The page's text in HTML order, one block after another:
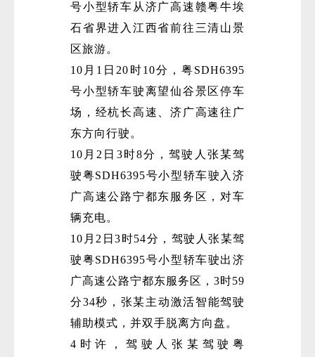
号小型轿车从济广高速赣粤牛埃
石省界进入江西省前往三清山景
区旅游。
10月1日20时10分，粤SDH6395
号小型轿车驶离望仙谷景区停车
场，经杭长高速、济广高速往广
东方向行驶。
10月2日3时8分，驾驶人张某驾
驶粤SDH6395号小型轿车驶入济
广高速公路宁都东服务区，对车
辆充电。
10月2日3时54分，驾驶人张某驾
驶粤SDH6395号小型轿车驶出济
广高速公路宁都东服务区，3时59
分34秒，张某主动激活智能驾驶
辅助模式，并双手脱离方向盘。
4时许，驾驶人张某驾驶粤